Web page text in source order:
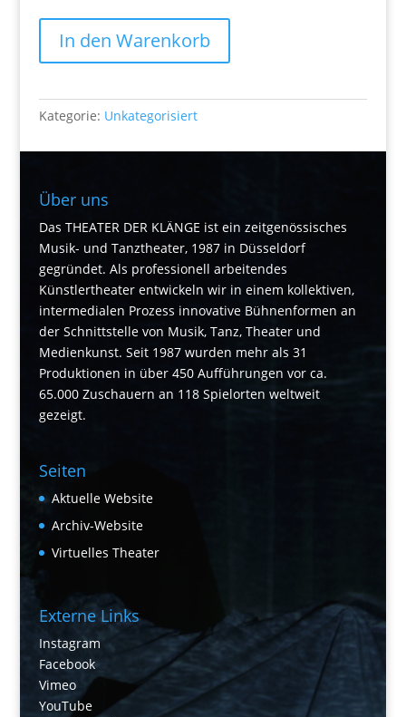
Towman
In den Warenkorb
Kategorie: Unkategorisiert
Über uns
Das THEATER DER KLÄNGE ist ein zeitgenössisches
Musik- und Tanztheater, 1987 in Düsseldorf
gegründet. Als professionell arbeitendes
Künstlertheater entwickeln wir in einem kollektiven,
intermedialen Prozess innovative Bühnenformen an
der Schnittstelle von Musik, Tanz, Theater und
Medienkunst. Seit 1987 wurden mehr als 31
Produktionen in über 450 Aufführungen vor ca.
65.000 Zuschauern an 118 Spielorten weltweit
gezeigt.
Seiten
Aktuelle Website
Archiv-Website
Virtuelles Theater
Externe Links
Instagram
Facebook
Vimeo
YouTube